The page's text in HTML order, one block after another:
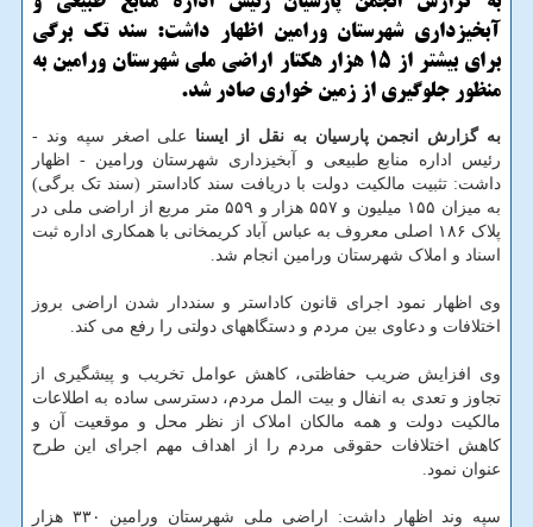
آبخیزداری شهرستان ورامین اظهار داشت: سند تک برگی
برای بیشتر از ۱۵ هزار هکتار اراضی ملی شهرستان ورامین به
منظور جلوگیری از زمین خواری صادر شد.
به گزارش انجمن پارسیان به نقل از ایسنا علی اصغر سپه وند -
رئیس اداره منابع طبیعی و آبخیزداری شهرستان ورامین - اظهار
داشت: تثبیت مالکیت دولت با دریافت سند کاداستر (سند تک برگی)
به میزان ۱۵۵ میلیون و ۵۵۷ هزار و ۵۵۹ متر مربع از اراضی ملی در
پلاک ۱۸۶ اصلی معروف به عباس آباد کریمخانی با همکاری اداره ثبت
اسناد و املاک شهرستان ورامین انجام شد.
وی اظهار نمود اجرای قانون کاداستر و سنددار شدن اراضی بروز
اختلافات و دعاوی بین مردم و دستگاههای دولتی را رفع می کند.
وی افزایش ضریب حفاظتی، کاهش عوامل تخریب و پیشگیری از
تجاوز و تعدی به انفال و بیت المل مردم، دسترسی ساده به اطلاعات
مالکیت دولت و همه مالکان املاک از نظر محل و موقعیت آن و
کاهش اختلافات حقوقی مردم را از اهداف مهم اجرای این طرح
عنوان نمود.
سپه وند اظهار داشت: اراضی ملی شهرستان ورامین ۳۳۰ هزار